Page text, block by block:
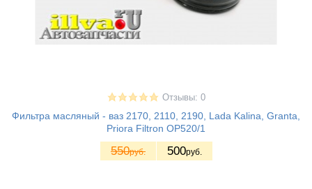
Отзывы: 0
Фильтра масляный - ваз 2170, 2110, 2190, Lada Kalina, Granta,
Priora Filtron OP520/1
550руб. 500руб.